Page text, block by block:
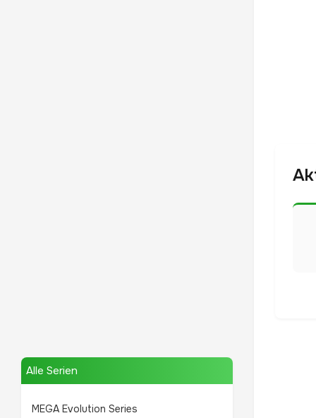
Alle Serien
MEGA Evolution Series